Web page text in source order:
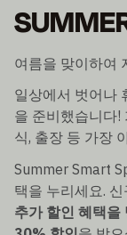
여름을 맞이하여
일상에서 벗어나
을 준비했습니다!
식, 출장 등 가장
Summer Smart
택을 누리세요.
추가 할인 혜택을